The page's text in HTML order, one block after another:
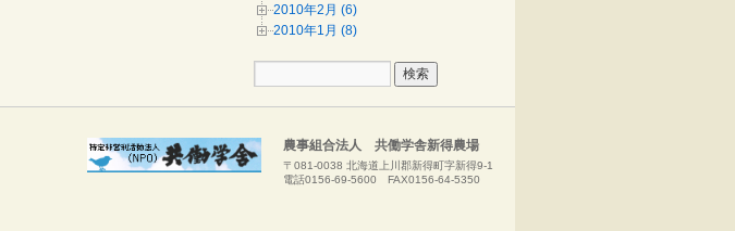
2010年2月 (6)
2010年1月 (8)
農事組合法人 共働学舎新得農場
〒081-0038 北海道上川郡新得町字新得9-1
電話0156-69-5600 FAX0156-64-5350